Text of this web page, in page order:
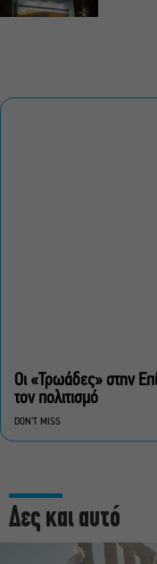
Οι «Τρωάδες» στην
τον πολιτισμό
DON'T MISS
Δες και αυτό